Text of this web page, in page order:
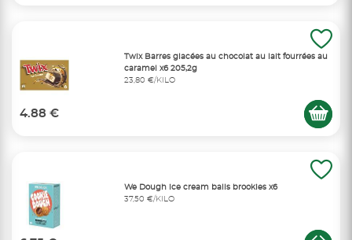
Twix Barres glacées au chocolat au lait fourrées au
caramel x6 205,2g
23,80 €/KILO
4.88 €
We Dough ice cream balls brookies x6
37,50 €/KILO